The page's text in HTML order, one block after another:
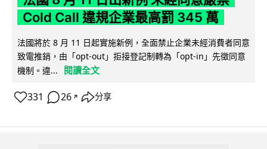
Cold Call 違規企業最高罰 345 萬
法國將於 8 月 11 日起實施新例，全面禁止企業未經消費者同意
致電推銷，由「opt-out」拒接登記制轉為「opt-in」先徵同意
機制。違...
閱讀全文
331 26 ↗ 分享